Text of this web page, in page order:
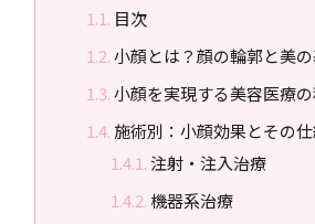
目次
小顔とは？顔の輪郭と美
小顔を実現する美容医療
施術別：小顔効果とその
注射・注入治療
機器系治療